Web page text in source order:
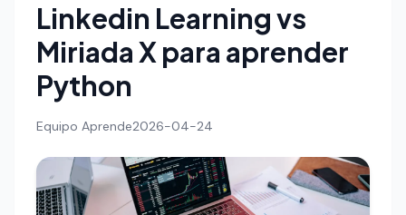
Linkedin Learning vs
Miriada X para aprender
Python
Equipo Aprende2026-04-24